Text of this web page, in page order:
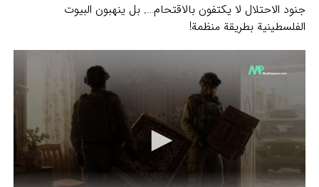
جنود الاحتلال لا يكتفون بالاقتحام…. بل ينهبون البيوت
الفلسطينية بطريقة منظمة!